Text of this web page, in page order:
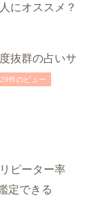
にオススメ？
抜群の占いサ
件のビュー
ピーター率
定できる